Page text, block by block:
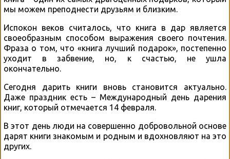
мы можем преподнести друзьям и близким.
Испокон веков считалось, что книга в дар является
своеобразным способом выражения своего почтения.
Фраза о том, что «книга лучший подарок», постепенно
уходит в забвение, но, к счастью, не ушла
окончательно.
Сегодня дарить книги вновь становится актуально.
Даже праздник есть – Международный день дарения
книг, который отмечается 14 февраля.
В этот день люди на совершенно добровольной основе
дарят книги знакомым и родным и вдохновляют на это
других.